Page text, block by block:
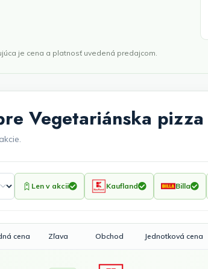
je cena a platnosť uvedená predajcom.
Vegetariánska
Len v akcii Kaufland Billa
cena Zľava Obchod Jednotková cena